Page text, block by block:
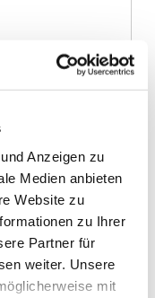
Anzeigen zu
Medien anbieten
Website zu
zu Ihrer
Partner für
weiter. Unsere
mit
Bad